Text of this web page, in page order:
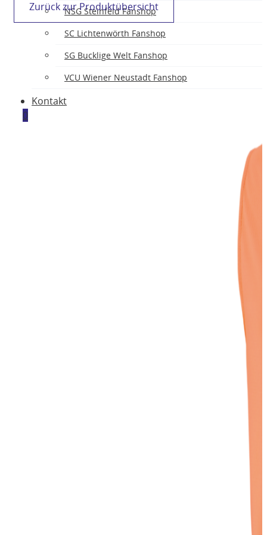
NSG Steinfeld Fanshop
SC Lichtenwörth Fanshop
SG Bucklige Welt Fanshop
VCU Wiener Neustadt Fanshop
Kontakt
0
Zurück zur Produktübersicht